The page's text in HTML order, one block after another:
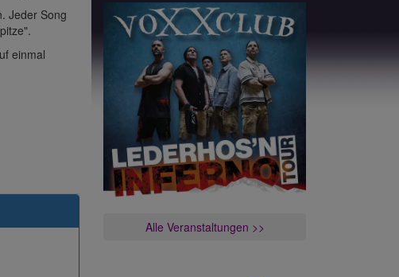
Jeder Song
einmal
Alle Veranstaltungen >>